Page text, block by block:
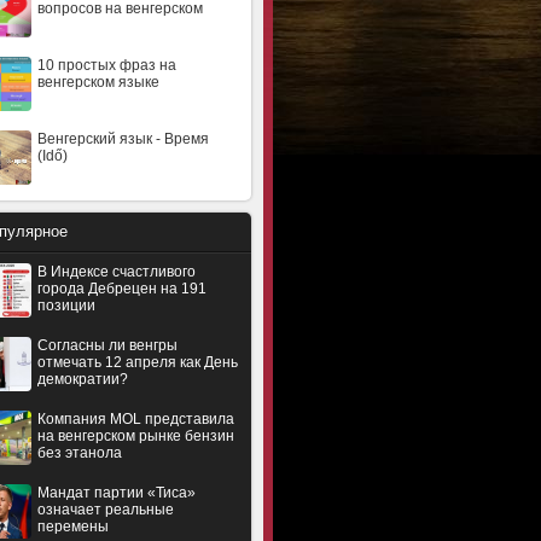
вопросов на венгерском
10 простых фраз на
венгерском языке
Венгерский язык - Время
(Idő)
В Индексе счастливого
города Дебрецен на 191
позиции
Согласны ли венгры
отмечать 12 апреля как День
демократии?
Компания MOL представила
на венгерском рынке бензин
без этанола
Мандат партии «Тиса»
означает реальные
перемены